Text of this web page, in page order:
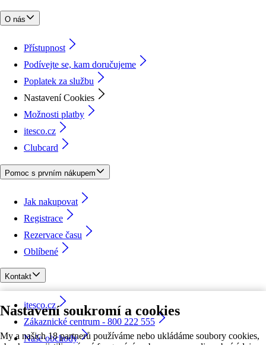
Nastavení soukromí a cookies
My a našich 18 partnerů používáme nebo ukládáme soubory cookies,
O nás
Přístupnost
Podívejte se, kam doručujeme
Poplatek za službu
Nastavení Cookies
Možnosti platby
itesco.cz
Clubcard
Pomoc s prvním nákupem
Jak nakupovat
Registrace
Rezervace času
Oblíbené
Kontakt
itesco.cz
Zákaznické centrum - 800 222 555
Naše obchody